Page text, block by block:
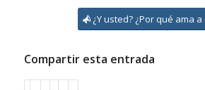
¿Y usted? ¿Por qué ama a
Compartir esta entrada